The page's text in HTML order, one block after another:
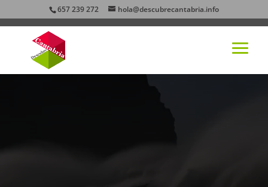
657 239 272 hola@descubrecantabria.info